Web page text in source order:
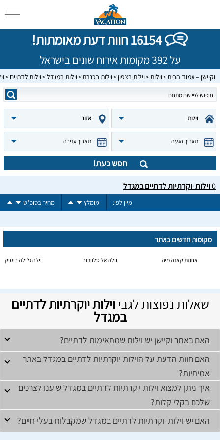
16154 חוות דעת מאומתות!
על 392 מקומות אירוח שונים בישראל
וקיישן – עמוד הבית וילות וילות בצפון וילות בכנרת וילות במגדל וילות לדתיים
וילות אזור
תאריך הגעה תאריך עזיבה
חפש כעת!
0וילות יוקרתיות לדתיים במגדל
מיין לפי: מומלץ מחיר בסופ"ש
מקומות חדשים באתר
אחוזת קאזה מיה וילה אל סלוודור וילה גלילה בוטיק
שאלות נפוצות לגביוילות יוקרתיות לדתיים
במגדל
האם באתר וקיישן יש וילות שמתאימות לדתיים?
האם חוות הדעת על הוילות יוקרתיות לדתיים במגדל באתר
אמיתיות?
איך ניתן למצוא וילות יוקרתיות לדתיים במגדל שיענו לצרכים
שלכם בקלי קלות?
האם יש וילות יוקרתיות לדתיים במגדל שמקבלות בעלי חיים?